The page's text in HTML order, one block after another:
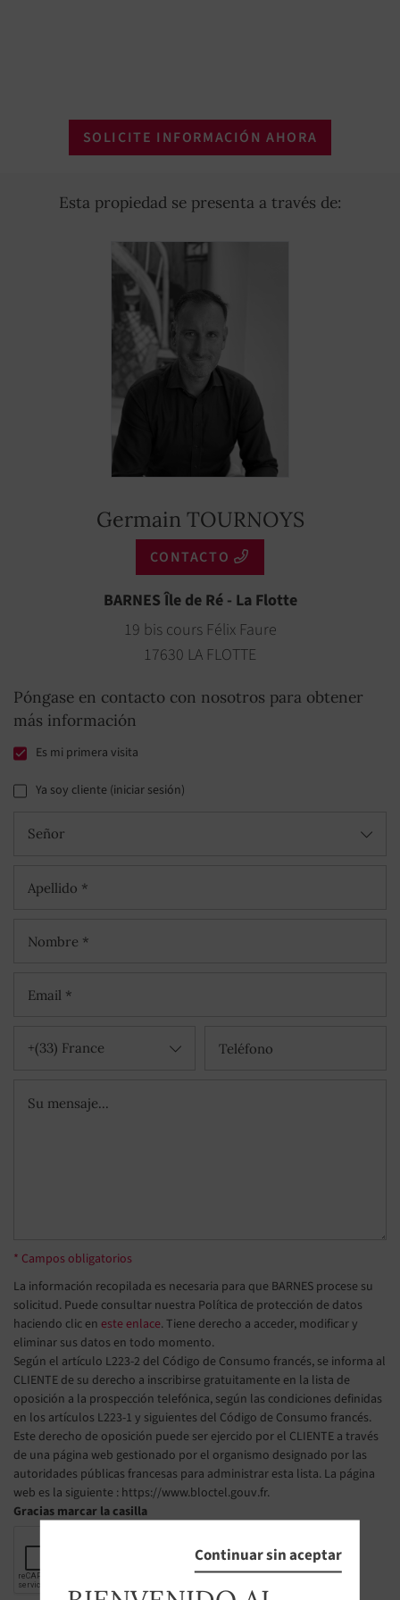
SOLICITE INFORMACIÓN AHORA
Esta propiedad se presenta a través de:
Germain TOURNOYS
CONTACTO
BARNES Île de Ré - La Flotte
19 bis cours Félix Faure
17630 LA FLOTTE
Póngase en contacto con nosotros para obtener
más información
Es mi primera visita
Ya soy cliente (iniciar sesión)
Señor
+(33) France
* Campos obligatorios
La información recopilada es necesaria para que BARNES procese su
solicitud. Puede consultar nuestra Política de protección de datos
haciendo clic en este enlace. Tiene derecho a acceder, modificar y
eliminar sus datos en todo momento.
Según el artículo L223-2 del Código de Consumo francés, se informa al
CLIENTE de su derecho a inscribirse gratuitamente en la lista de
oposición a la prospección telefónica, según las condiciones definidas
en los artículos L223-1 y siguientes del Código de Consumo francés.
Este derecho de oposición puede ser ejercido por el CLIENTE a través
de una página web gestionado por el organismo designado por las
autoridades públicas francesas para administrar esta lista. La página
web es la siguiente : https://www.bloctel.gouv.fr.
Gracias marcar la casilla
Continuar sin aceptar